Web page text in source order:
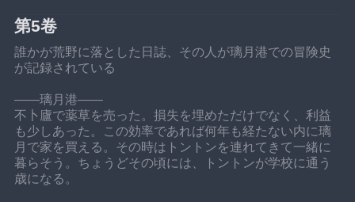
第5卷
誰かが荒野に落とした日誌、その人が璃月港での冒険史
が記録されている
——璃月港——
不卜廬で薬草を売った。損失を埋めただけでなく、利益
も少しあった。この効率であれば何年も経たない内に璃
月で家を買える。その時はトントンを連れてきて一緒に
暮らそう。ちょうどその頃には、トントンが学校に通う
歳になる。